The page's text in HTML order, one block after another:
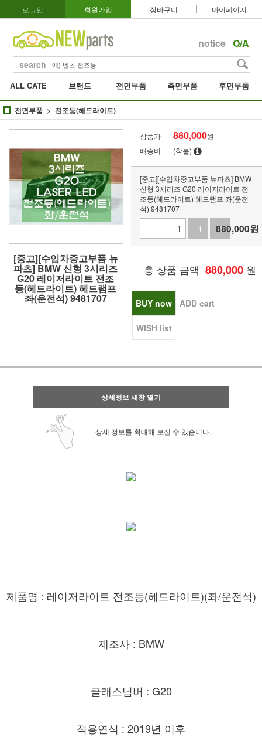
로그인 회원가입 장바구니 마이페이지
notice Q/A
search
ALL CATE 브랜드 전면부품 측면부품 후면부품
전면부품 전조등(헤드라이트)
[중고][수입차중고부품 뉴
파츠] BMW 신형 3시리즈
G20 레이저라이트 전조
등(헤드라이트) 헤드램프
좌(운전석) 9481707
상품가 880,000원
배송비
(착불)
[중고][수입차중고부품 뉴파츠] BMW
신형 3시리즈 G20 레이저라이트 전
조등(헤드라이트) 헤드램프 좌(운전
석) 9481707
+1
-1
880,000원
총 상품 금액 880,000 원
BUY now ADD cart
WISH list
상세정보 새창 열기
상세 정보를 확대해 보실 수 있습니다.
제품명 : 레이저라이트 전조등(헤드라이트)(좌/운전석)
제조사 : BMW
클래스넘버 : G20
적용연식 : 2019년 이후